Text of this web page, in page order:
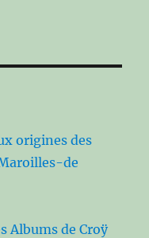
origines des
de
Albums de Croÿ